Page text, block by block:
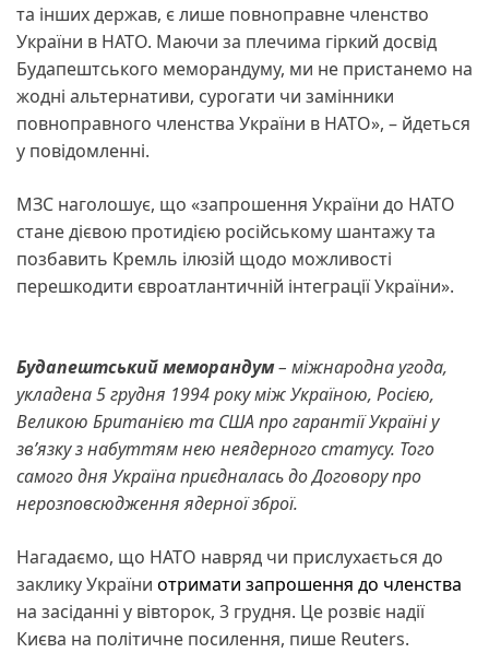
та інших держав, є лише повноправне членство
України в НАТО. Маючи за плечима гіркий досвід
Будапештського меморандуму, ми не пристанемо на
жодні альтернативи, сурогати чи замінники
повноправного членства України в НАТО», – йдеться
у повідомленні.
МЗС наголошує, що «запрошення України до НАТО
стане дієвою протидією російському шантажу та
позбавить Кремль ілюзій щодо можливості
перешкодити євроатлантичній інтеграції України».
Будапештський меморандум– міжнародна угода,
укладена 5 грудня 1994 року між Україною, Росією,
Великою Британією та США про гарантії Україні у
зв’язку з набуттям нею неядерного статусу. Того
самого дня Україна приєдналась до Договору про
нерозповсюдження ядерної зброї.
Нагадаємо, що НАТО навряд чи прислухається до
заклику України отримати запрошення до членства
на засіданні у вівторок, 3 грудня. Це розвіє надії
Києва на політичне посилення, пише Reuters.